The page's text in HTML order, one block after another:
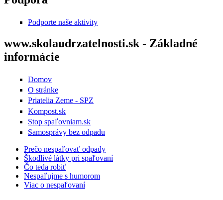
Podporte naše aktivity
www.skolaudrzatelnosti.sk - Základné
informácie
Domov
O stránke
Priatelia Zeme - SPZ
Kompost.sk
Stop spaľovniam.sk
Samosprávy bez odpadu
Prečo nespaľovať odpady
Škodlivé látky pri spaľovaní
Čo teda robiť
Nespaľujme s humorom
Viac o nespaľovaní